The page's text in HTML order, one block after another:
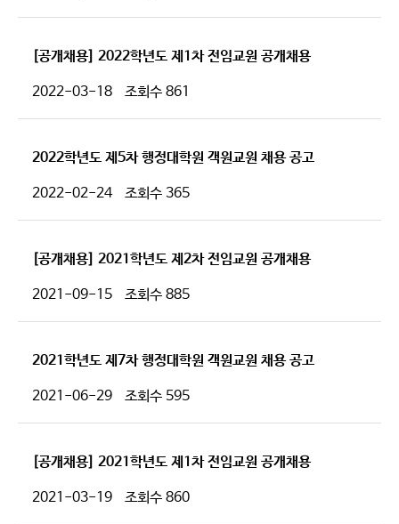
[공개채용] 2022학년도 제1차 전임교원 공개채용
2022-03-18 조회수 861
2022학년도 제5차 행정대학원 객원교원 채용 공고
2022-02-24 조회수 365
[공개채용] 2021학년도 제2차 전임교원 공개채용
2021-09-15 조회수 885
2021학년도 제7차 행정대학원 객원교원 채용 공고
2021-06-29 조회수 595
[공개채용] 2021학년도 제1차 전임교원 공개채용
2021-03-19 조회수 860